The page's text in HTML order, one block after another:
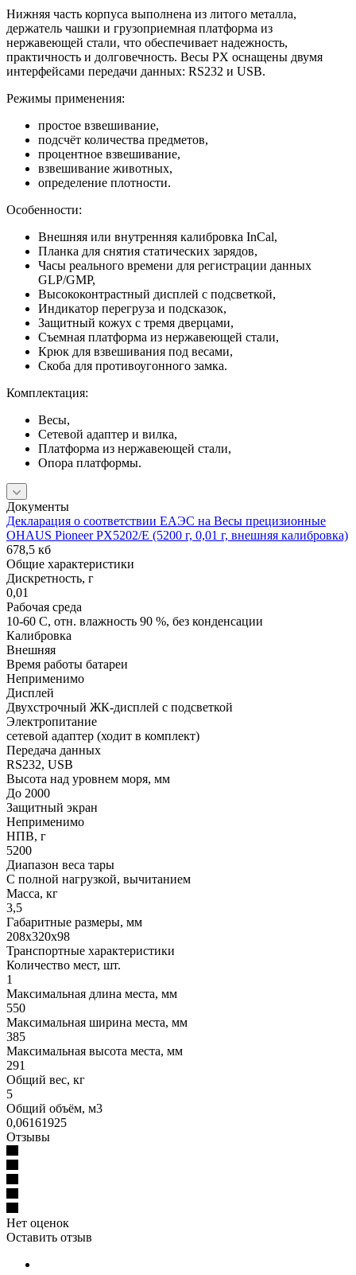
Нижняя часть корпуса выполнена из литого металла,
держатель чашки и грузоприемная платформа из
нержавеющей стали, что обеспечивает надежность,
практичность и долговечность. Весы PX оснащены двумя
интерфейсами передачи данных: RS232 и USB.
Режимы применения:
простое взвешивание,
подсчёт количества предметов,
процентное взвешивание,
взвешивание животных,
определение плотности.
Особенности:
Внешняя или внутренняя калибровка InCal,
Планка для снятия статических зарядов,
Часы реального времени для регистрации данных
GLP/GMP,
Высококонтрастный дисплей с подсветкой,
Индикатор перегруза и подсказок,
Защитный кожух с тремя дверцами,
Съемная платформа из нержавеющей стали,
Крюк для взвешивания под весами,
Скоба для противоугонного замка.
Комплектация:
Весы,
Сетевой адаптер и вилка,
Платформа из нержавеющей стали,
Опора платформы.
Документы
Декларация о соответствии ЕАЭС на Весы прецизионные
OHAUS Pioneer PX5202/E (5200 г, 0,01 г, внешняя калибровка)
678,5 кб
Общие характеристики
Дискретность, г
0,01
Рабочая среда
10-60 C, отн. влажность 90 %, без конденсации
Калибровка
Внешняя
Время работы батареи
Неприменимо
Дисплей
Двухстрочный ЖК-дисплей с подсветкой
Электропитание
сетевой адаптер (ходит в комплект)
Передача данных
RS232, USB
Высота над уровнем моря, мм
До 2000
Защитный экран
Неприменимо
НПВ, г
5200
Диапазон веса тары
С полной нагрузкой, вычитанием
Масса, кг
3,5
Габаритные размеры, мм
208х320х98
Транспортные характеристики
Количество мест, шт.
1
Максимальная длина места, мм
550
Максимальная ширина места, мм
385
Максимальная высота места, мм
291
Общий вес, кг
5
Общий объём, м3
0,06161925
Отзывы
Нет оценок
Оставить отзыв